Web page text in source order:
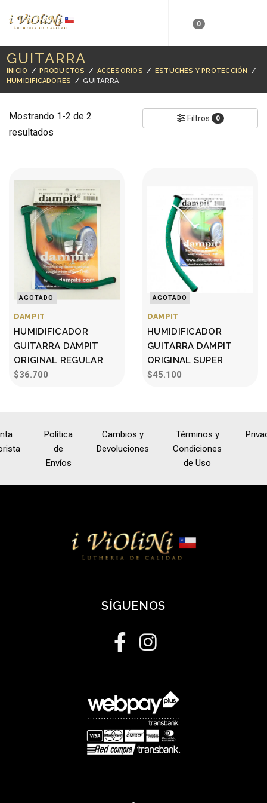
0
GUITARRA
INICIO /PRODUCTOS / ACCESORIOS / ESTUCHES Y PROTECCIÓN
/
HUMIDIFICADORES
/GUITARRA
Mostrando 1-2 de 2
resultados
Filtros 0
AGOTADO
DAMPIT
HUMIDIFICADOR
GUITARRA DAMPIT
ORIGINAL REGULAR
$36.700
AGOTADO
DAMPIT
HUMIDIFICADOR
GUITARRA DAMPIT
ORIGINAL SUPER
$45.100
Política
de
Envíos
Cambios y
Devoluciones
Términos y
Condiciones
de Uso
SÍGUENOS